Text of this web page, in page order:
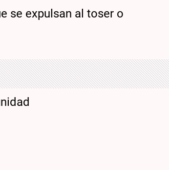
se expulsan al toser o